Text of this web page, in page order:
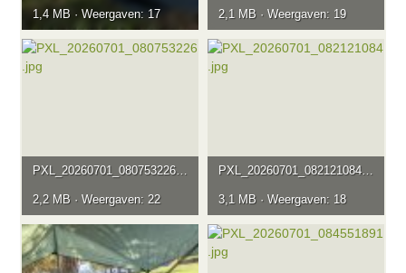
1,4 MB · Weergaven: 17 2,1 MB · Weergaven: 19
PXL_20260701_080753226.jpg
2,2 MB · Weergaven: 22
PXL_20260701_082121084.jpg
3,1 MB · Weergaven: 18